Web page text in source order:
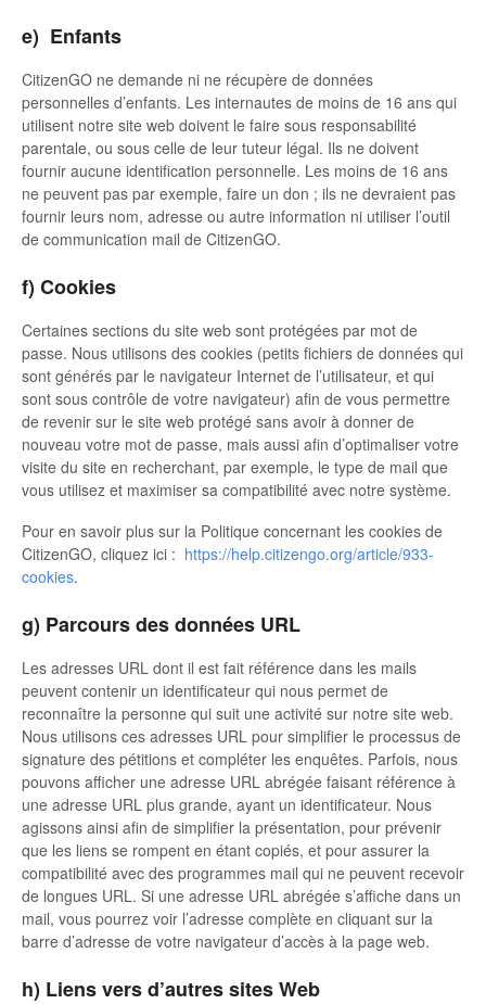
e) Enfants
CitizenGO ne demande ni ne récupère de données
personnelles d’enfants. Les internautes de moins de 16 ans qui
utilisent notre site web doivent le faire sous responsabilité
parentale, ou sous celle de leur tuteur légal. Ils ne doivent
fournir aucune identification personnelle. Les moins de 16 ans
ne peuvent pas par exemple, faire un don ; ils ne devraient pas
fournir leurs nom, adresse ou autre information ni utiliser l’outil
de communication mail de CitizenGO.
f) Cookies
Certaines sections du site web sont protégées par mot de
passe. Nous utilisons des cookies (petits fichiers de données qui
sont générés par le navigateur Internet de l’utilisateur, et qui
sont sous contrôle de votre navigateur) afin de vous permettre
de revenir sur le site web protégé sans avoir à donner de
nouveau votre mot de passe, mais aussi afin d’optimaliser votre
visite du site en recherchant, par exemple, le type de mail que
vous utilisez et maximiser sa compatibilité avec notre système.
Pour en savoir plus sur la Politique concernant les cookies de
CitizenGO, cliquez ici : https://help.citizengo.org/article/933-
cookies.
g) Parcours des données URL
Les adresses URL dont il est fait référence dans les mails
peuvent contenir un identificateur qui nous permet de
reconnaître la personne qui suit une activité sur notre site web.
Nous utilisons ces adresses URL pour simplifier le processus de
signature des pétitions et compléter les enquêtes. Parfois, nous
pouvons afficher une adresse URL abrégée faisant référence à
une adresse URL plus grande, ayant un identificateur. Nous
agissons ainsi afin de simplifier la présentation, pour prévenir
que les liens se rompent en étant copiés, et pour assurer la
compatibilité avec des programmes mail qui ne peuvent recevoir
de longues URL. Si une adresse URL abrégée s’affiche dans un
mail, vous pourrez voir l’adresse complète en cliquant sur la
barre d’adresse de votre navigateur d’accès à la page web.
h) Liens vers d’autres sites Web